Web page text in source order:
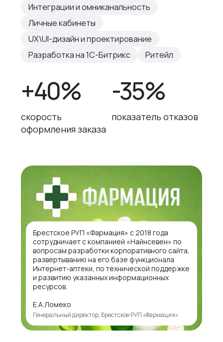
Интеграции и омниканальность
Личные кабинеты
UX\UI-дизайн и проектирование
Разработка на 1С-Битрикс
Ритейл
+40%
скорость
оформления заказа
-35%
показатель отказов
Брестское РУП «Фармация» с 2018 года
сотрудничает с компанией «Найнсевен» по
вопросам разработки корпоративного сайта,
развертыванию на его базе функционала
Интернет-аптеки, по технической поддержке
и развитию указанных информационных
ресурсов.
Е.А.Ломеко
Генеральный директор, Брестское РУП «Фармация»